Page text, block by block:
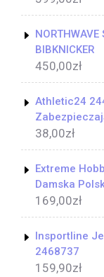
NORTHWAVE
BIBKNICKER
450,00zł
Athletic24
38,00zł
Extreme
Damska
169,00zł
Insportline
2468737
159,90zł